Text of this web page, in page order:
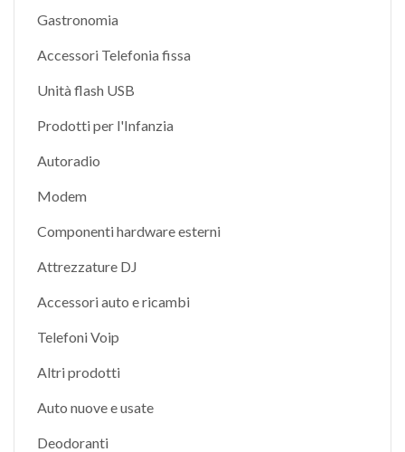
Gastronomia
Accessori Telefonia fissa
Unità flash USB
Prodotti per l'Infanzia
Autoradio
Modem
Componenti hardware esterni
Attrezzature DJ
Accessori auto e ricambi
Telefoni Voip
Altri prodotti
Auto nuove e usate
Deodoranti